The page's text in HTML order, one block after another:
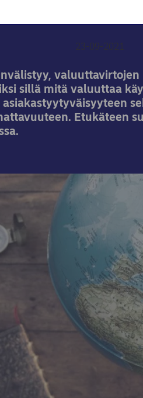
23-09-2021
sillä mitä valuuttaa
Etukäteen